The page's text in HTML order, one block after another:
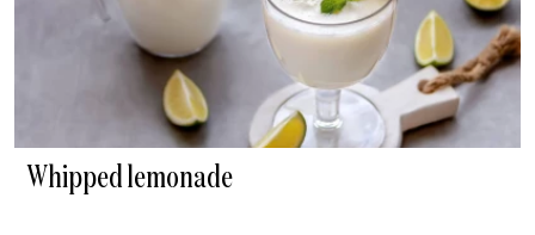
Whipped lemonade